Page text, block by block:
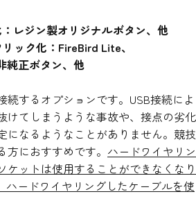
レジン製オリジナルボタン、他
ック化：FireBird Lite、
純正ボタン、他
続するオプションです。USB接続によ
けてしまうような事故や、接点の劣化
になるようなことがありません。競技
におすすめです。 ハードワイヤリン
ケットは使用することができなくなり
ハードワイヤリングしたケーブルを使